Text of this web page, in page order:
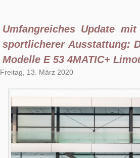
Umfangreiches Update
sportlicherer Ausstattung:
Modelle E 53 4MATIC+
Freitag, 13. März 2020